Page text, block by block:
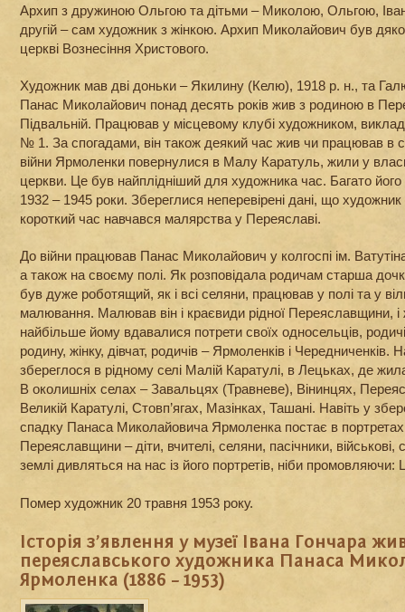
Архип з дружиною Ольгою та дітьми – Миколою, Ольгою,
другій – сам художник з жінкою. Архип Миколайович був
церкві Вознесіння Христового.
Художник мав дві доньки – Якилину (Келю), 1918 р. н., та
Панас Миколайович понад десять років жив з родиною в
Підвальній. Працював у місцевому клубі художником,
№ 1. За спогадами, він також деякий час жив чи працював в
війни Ярмоленки повернулися в Малу Каратуль, жили у
церкви. Це був найплідніший для художника час. Багато його
1932 – 1945 роки. Збереглися неперевірені дані, що
короткий час навчався малярства у Переяславі.
До війни працював Панас Миколайович у колгоспі ім.
а також на своєму полі. Як розповідала родичам старша
був дуже роботящий, як і всі селяни, працював у полі та у
малювання. Малював він і краєвиди рідної Переяславщини, і
найбільше йому вдавалися потрети своїх односельців,
родину, жінку, дівчат, родичів – Ярмоленків і Чередниченків.
збереглося в рідному селі Малій Каратулі, в Лецьках, де
В околишніх селах – Завальцях (Травневе), Вінинцях,
Великій Каратулі, Стовп’ягах, Мазінках, Ташані. Навіть у
спадку Панаса Миколайовича Ярмоленка постає в портретах
Переяславщини – діти, вчителі, селяни, пасічники, військові,
землі дивляться на нас із його портретів, ніби промовляючи:
Помер художник 20 травня 1953 року.
Історія з’явлення у музеї Івана Гончара
переяславського художника Панаса
Ярмоленка (1886 – 1953)